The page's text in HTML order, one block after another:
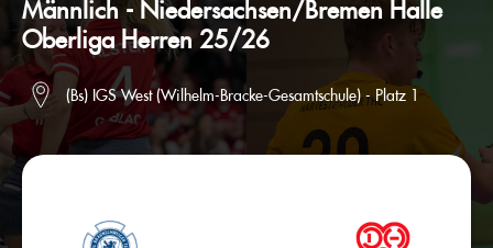
Männlich - Niedersachsen/Bremen Halle
Oberliga Herren 25/26
(Bs) IGS West (Wilhelm-Bracke-Gesamtschule) - Platz 1